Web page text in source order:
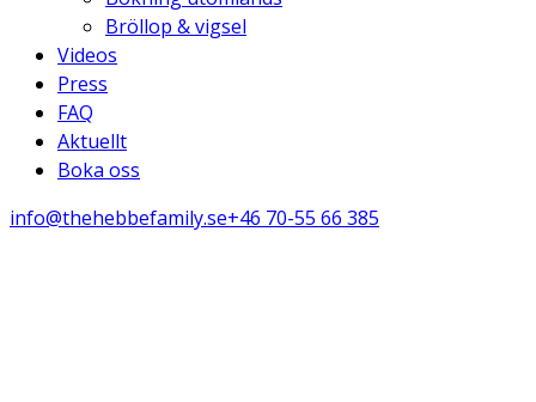
Bröllop & vigsel
Videos
Press
FAQ
Aktuellt
Boka oss
info@thehebbefamily.se+46 70-55 66 385